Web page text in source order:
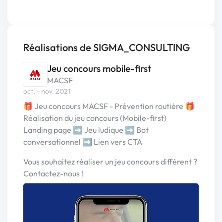
Réalisations de SIGMA_CONSULTING
Jeu concours mobile-first
MACSF
oct. - nov. 2021
🎁 Jeu concours MACSF - Prévention routière 🎁
Réalisation du jeu concours (Mobile-first)
Landing page ➡️ Jeu ludique ➡️ Bot
conversationnel ➡️ Lien vers CTA
Vous souhaitez réaliser un jeu concours différent ?
Contactez-nous !